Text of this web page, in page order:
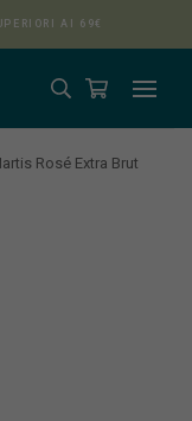
AI 69€
Rosé Extra Brut